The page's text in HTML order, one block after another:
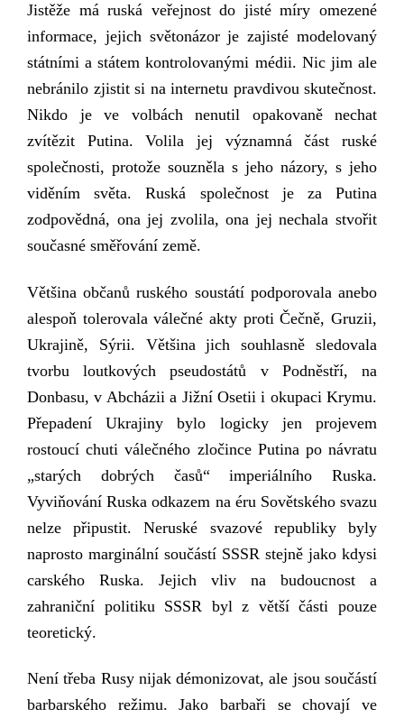
Jistěže má ruská veřejnost do jisté míry omezené
informace, jejich světonázor jezajisté modelovaný
státními a státemkontrolovanými médii. Nic jim ale
nebránilo zjistit si na internetu pravdivou skutečnost.
Nikdo je ve volbách nenutil opakovaně nechat
zvítězit Putina. Volila jej významná část ruské
společnosti, protože souzněla s jeho názory, s jeho
viděním světa. Ruská společnost je za Putina
zodpovědná, ona jej zvolila, ona jej nechala stvořit
současné směřování země.
Většina občanů ruského soustátí podporovala anebo
alespoň tolerovala válečné akty proti Čečně, Gruzii,
Ukrajině, Sýrii. Většina jich souhlasně sledovala
tvorbu loutkových pseudostátů v Podněstří, na
Donbasu, v Abcházii a Jižní Osetiii okupaci Krymu.
Přepadení Ukrajiny bylo logicky jen projevem
rostoucí chutiválečného zločincePutina po návratu
„starých dobrých časů“ imperiálního Ruska.
Vyviňování Ruska odkazem na éru Sovětského svazu
nelze připustit. Neruské svazové republiky byly
naprosto marginální součástí SSSR stejně jako kdysi
carského Ruska. Jejich vliv na budoucnost a
zahraniční politiku SSSR byl z větší části pouze
teoretický.
Není třeba Rusy nijak démonizovat, ale jsou součástí
barbarského režimu. Jako barbaři se chovají ve